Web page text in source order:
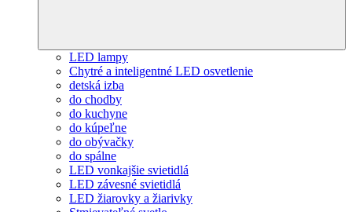
LED lampy
Chytré a inteligentné LED osvetlenie
detská izba
do chodby
do kuchyne
do kúpeľne
do obývačky
do spálne
LED vonkajšie svietidlá
LED závesné svietidlá
LED žiarovky a žiarivky